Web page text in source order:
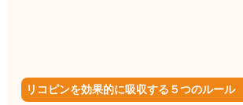
リコピンを効果的に吸収する５つのルール